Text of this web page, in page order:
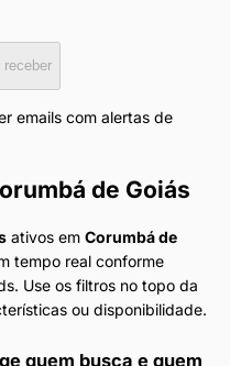
receber
emails com alertas de
de Goiás
ativos em Corumbá de
tempo real conforme
Use os filtros no topo da
ou disponibilidade.
quem busca e quem